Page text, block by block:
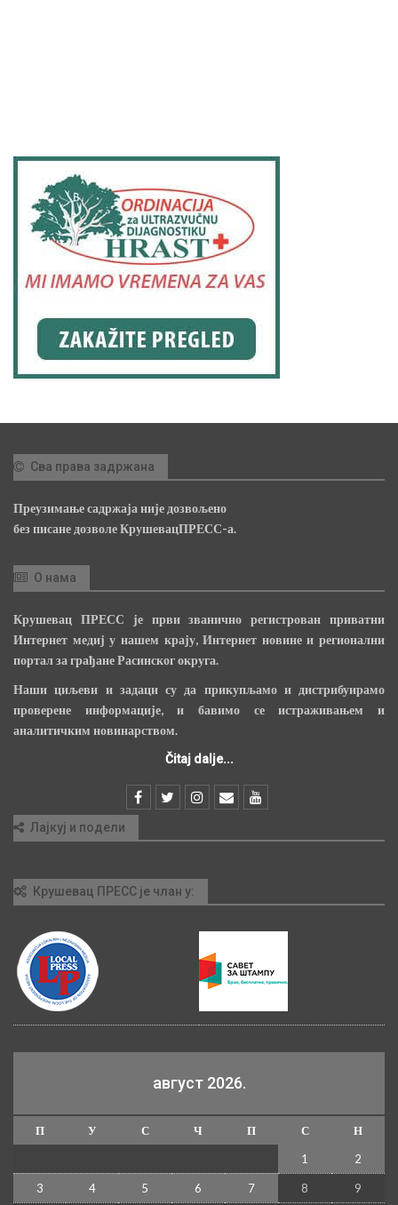
Сва права задржана
Преузимање садржаја није дозвољено
без писане дозволе КрушевацПРЕСС-а.
О нама
Крушевац ПРЕСС је први званично регистрован приватни
Интернет медиј у нашем крају, Интернет новине и регионални
портал за грађане Расинског округа.
Наши циљеви и задаци су да прикупљамо и дистрибуирамо
проверене информације, и бавимо се истраживањем и
аналитичким новинарством.
Čitaj dalje...
Лајкуј и подели
Крушевац ПРЕСС је члан у:
август 2026.
П У С Ч П С
Н
1
2
3 4 5 6 7 8 9